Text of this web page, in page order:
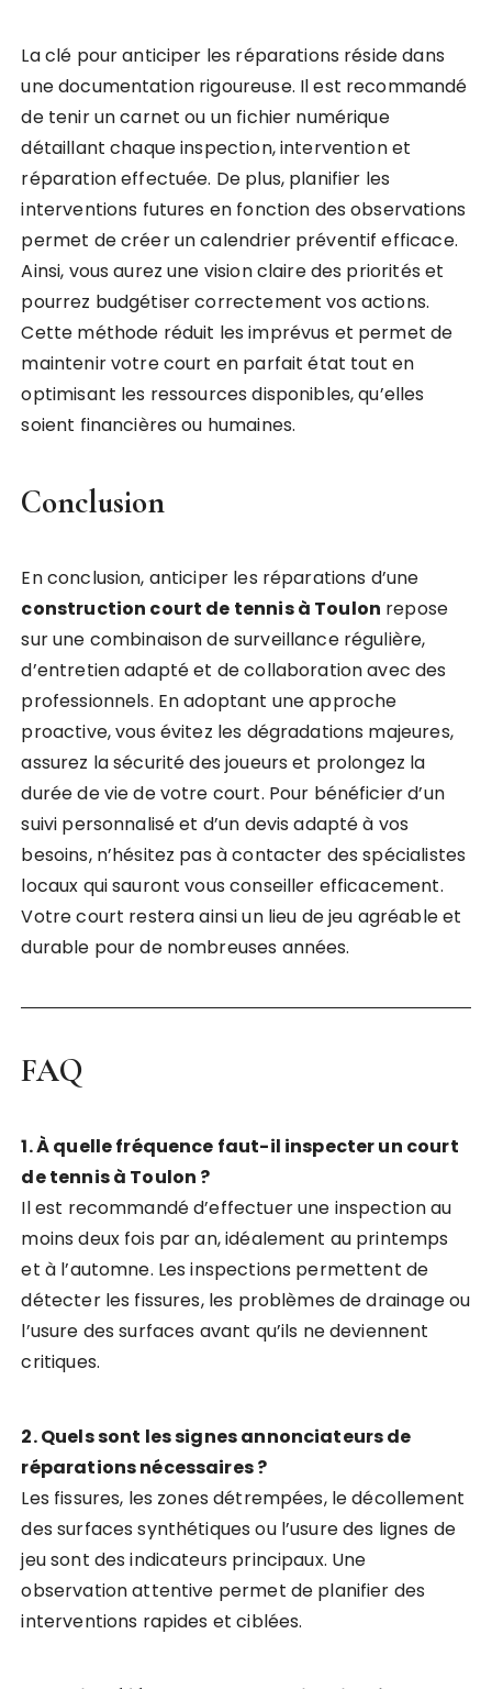
La clé pour anticiper les réparations réside dans
une documentation rigoureuse. Il est recommandé
de tenir un carnet ou un fichier numérique
détaillant chaque inspection, intervention et
réparation effectuée. De plus, planifier les
interventions futures en fonction des observations
permet de créer un calendrier préventif efficace.
Ainsi, vous aurez une vision claire des priorités et
pourrez budgétiser correctement vos actions.
Cette méthode réduit les imprévus et permet de
maintenir votre court en parfait état tout en
optimisant les ressources disponibles, qu’elles
soient financières ou humaines.
Conclusion
En conclusion, anticiper les réparations d’une
construction court de tennis à Toulon repose
sur une combinaison de surveillance régulière,
d’entretien adapté et de collaboration avec des
professionnels. En adoptant une approche
proactive, vous évitez les dégradations majeures,
assurez la sécurité des joueurs et prolongez la
durée de vie de votre court. Pour bénéficier d’un
suivi personnalisé et d’un devis adapté à vos
besoins, n’hésitez pas à contacter des spécialistes
locaux qui sauront vous conseiller efficacement.
Votre court restera ainsi un lieu de jeu agréable et
durable pour de nombreuses années.
FAQ
1. À quelle fréquence faut-il inspecter un court
de tennis à Toulon ?
Il est recommandé d’effectuer une inspection au
moins deux fois par an, idéalement au printemps
et à l’automne. Les inspections permettent de
détecter les fissures, les problèmes de drainage ou
l’usure des surfaces avant qu’ils ne deviennent
critiques.
2. Quels sont les signes annonciateurs de
réparations nécessaires ?
Les fissures, les zones détrempées, le décollement
des surfaces synthétiques ou l’usure des lignes de
jeu sont des indicateurs principaux. Une
observation attentive permet de planifier des
interventions rapides et ciblées.